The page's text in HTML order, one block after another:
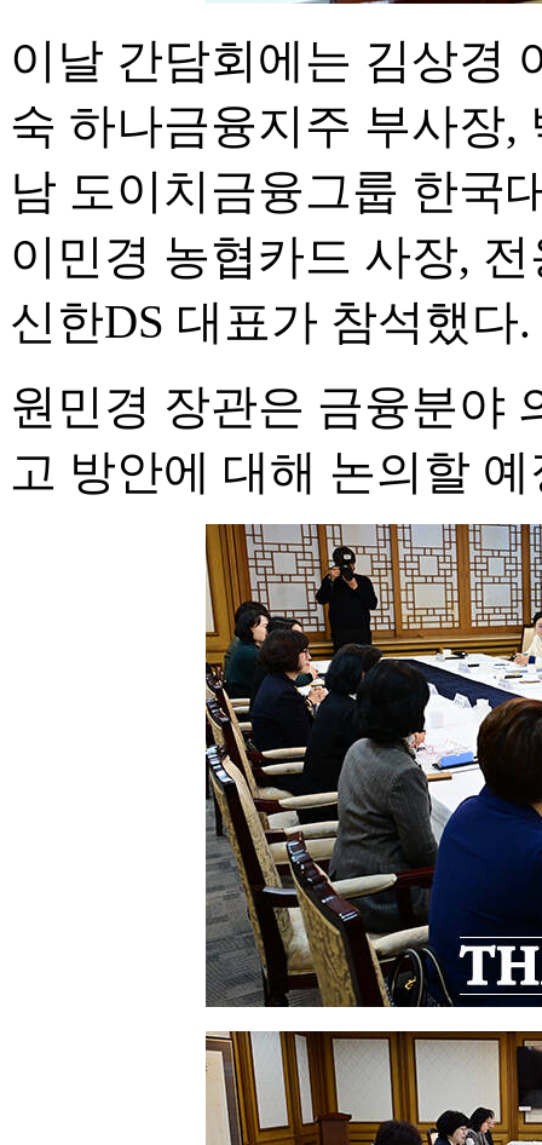
이날 간담회에는 김상경
숙 하나금융지주 부사장,
남 도이치금융그룹 한국
이민경 농협카드 사장,
신한DS 대표가 참석했다.
원민경 장관은 금융분야
고 방안에 대해 논의할